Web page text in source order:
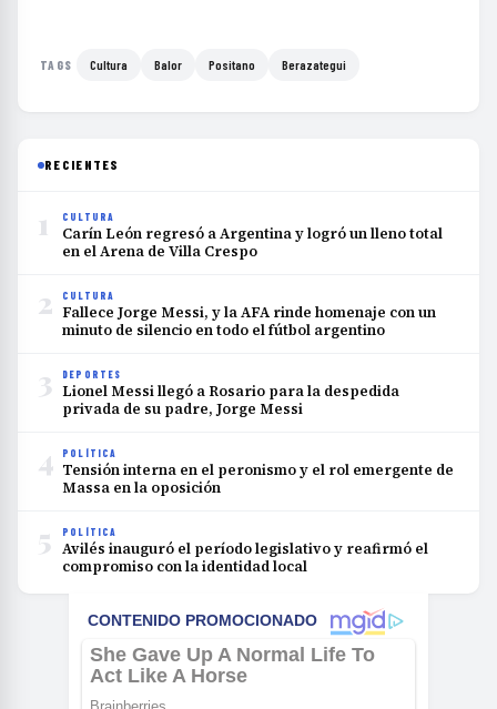
TAGS Cultura Balor Positano Berazategui
RECIENTES
1 CULTURA
Carín León regresó a Argentina y logró un lleno total
en el Arena de Villa Crespo
2 CULTURA
Fallece Jorge Messi, y la AFA rinde homenaje con un
minuto de silencio en todo el fútbol argentino
3 DEPORTES
Lionel Messi llegó a Rosario para la despedida
privada de su padre, Jorge Messi
4 POLÍTICA
Tensión interna en el peronismo y el rol emergente de
Massa en la oposición
5 POLÍTICA
Avilés inauguró el período legislativo y reafirmó el
compromiso con la identidad local